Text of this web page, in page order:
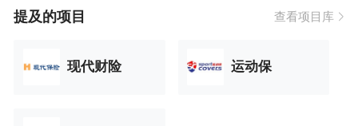
提及的项目 查看项目库
现代财险 运动保